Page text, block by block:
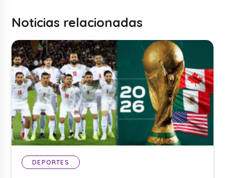
Noticias relacionadas
DEPORTES